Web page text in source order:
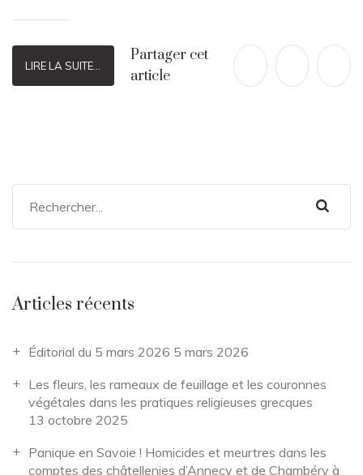
LIRE LA SUITE...
Partager cet
article
Articles récents
Éditorial du 5 mars 2026 5 mars 2026
Les fleurs, les rameaux de feuillage et les couronnes
végétales dans les pratiques religieuses grecques
13 octobre 2025
Panique en Savoie ! Homicides et meurtres dans les
comptes des châtellenies d’Annecy et de Chambéry à